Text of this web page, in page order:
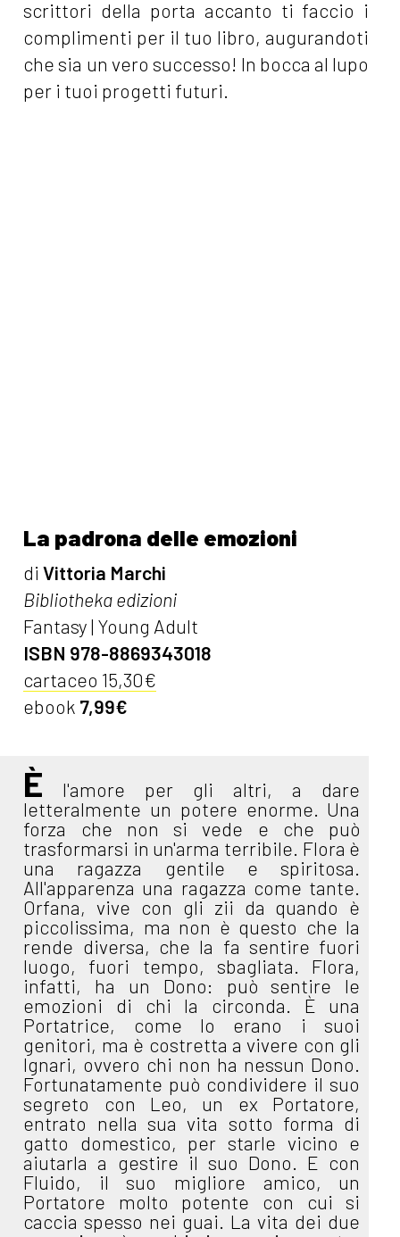
scrittori della porta accanto ti faccio i
complimenti per il tuo libro, augurandoti
che sia un vero successo! In bocca al lupo
per i tuoi progetti futuri.
La padrona delle emozioni
diVittoria Marchi
Bibliotheka edizioni
Fantasy | Young Adult
ISBN 978-8869343018
cartaceo 15,30€
ebook 7,99€
È l'amore per gli altri, a dare
letteralmente un potere enorme. Una
forza che non si vede e che può
trasformarsi in un'arma terribile. Flora è
una ragazza gentile e spiritosa.
All'apparenza una ragazza come tante.
Orfana, vive con gli zii da quando è
piccolissima, ma non è questo che la
rende diversa, che la fa sentire fuori
luogo, fuori tempo, sbagliata. Flora,
infatti, ha un Dono: può sentire le
emozioni di chi la circonda. È una
Portatrice, come lo erano i suoi
genitori, ma è costretta a vivere con gli
Ignari, ovvero chi non ha nessun Dono.
Fortunatamente può condividere il suo
segreto con Leo, un ex Portatore,
entrato nella sua vita sotto forma di
gatto domestico, per starle vicino e
aiutarla a gestire il suo Dono. E con
Fluido, il suo migliore amico, un
Portatore molto potente con cui si
caccia spesso nei guai. La vita dei due